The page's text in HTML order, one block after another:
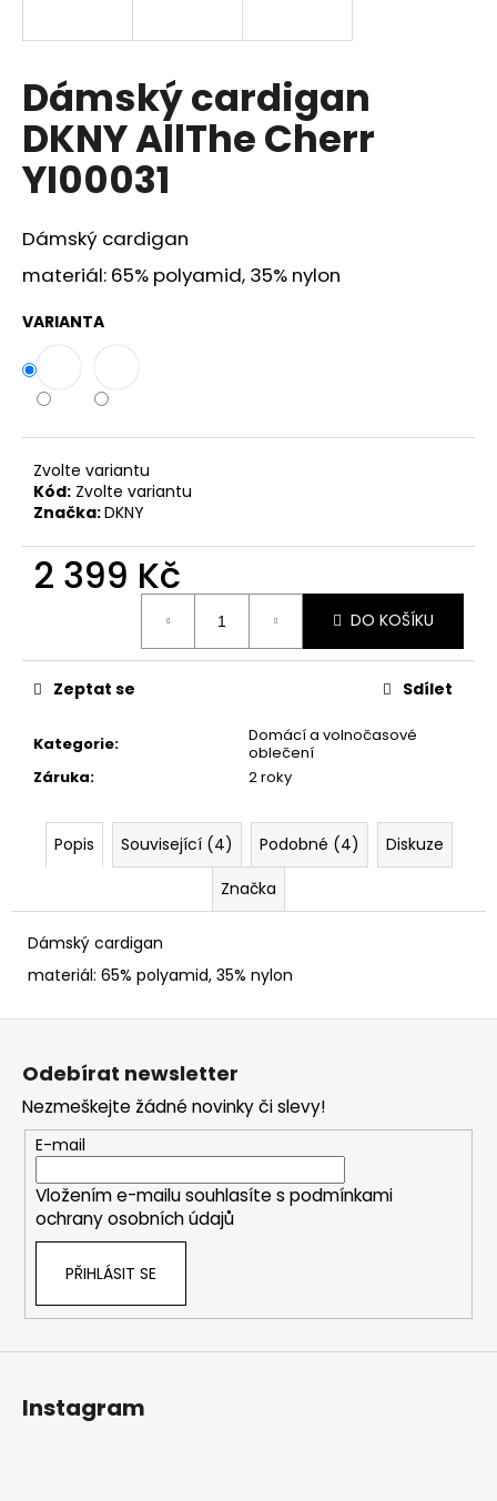
Dámský cardigan
DKNY AllThe Cherr
YI00031
Dámský cardigan
materiál: 65% polyamid, 35% nylon
VARIANTA
Zvolte variantu
Kód: Zvolte variantu
Značka:DKNY
2 399 Kč
DO KOŠÍKU
Kategorie:
Domácí a volnočasové
oblečení
Záruka: 2 roky
Zeptat se Sdílet
Popis Související (4) Podobné (4)
Diskuze
Značka
Dámský cardigan
materiál: 65% polyamid, 35% nylon
í
t
?
D
o
p
u
č
u
j
m
Z
Odebírat newsletter
Nezmeškejte žádné novinky či slevy!
E-mail
Vložením e-mailu souhlasíte s podmínkami
ochrany osobních údajů
PŘIHLÁSIT SE
Instagram